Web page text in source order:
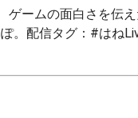
ゲームの面白さを伝
ぽ。配信タグ：#はね